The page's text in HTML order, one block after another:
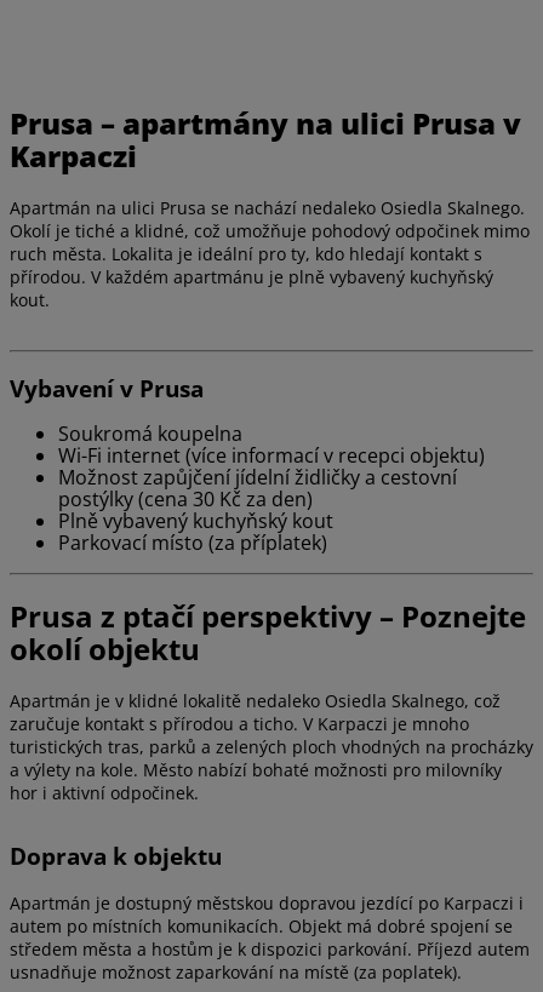
Prusa – apartmány na ulici Prusa v
Karpaczi
Apartmán na ulici Prusa se nachází nedaleko Osiedla Skalnego.
Okolí je tiché a klidné, což umožňuje pohodový odpočinek mimo
ruch města. Lokalita je ideální pro ty, kdo hledají kontakt s
přírodou. V každém apartmánu je plně vybavený kuchyňský
kout.
Vybavení v Prusa
Soukromá koupelna
Wi-Fi internet (více informací v recepci objektu)
Možnost zapůjčení jídelní židličky a cestovní
postýlky (cena 30 Kč za den)
Plně vybavený kuchyňský kout
Parkovací místo (za příplatek)
Prusa z ptačí perspektivy – Poznejte
okolí objektu
Apartmán je v klidné lokalitě nedaleko Osiedla Skalnego, což
zaručuje kontakt s přírodou a ticho. V Karpaczi je mnoho
turistických tras, parků a zelených ploch vhodných na procházky
a výlety na kole. Město nabízí bohaté možnosti pro milovníky
hor i aktivní odpočinek.
Doprava k objektu
Apartmán je dostupný městskou dopravou jezdící po Karpaczi i
autem po místních komunikacích. Objekt má dobré spojení se
středem města a hostům je k dispozici parkování. Příjezd autem
usnadňuje možnost zaparkování na místě (za poplatek).